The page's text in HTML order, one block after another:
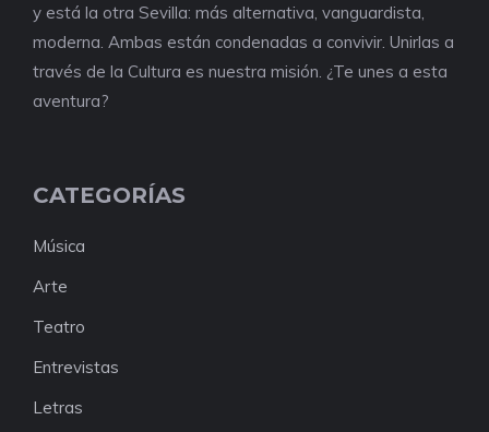
y está la otra Sevilla: más alternativa, vanguardista,
moderna. Ambas están condenadas a convivir. Unirlas a
través de la Cultura es nuestra misión. ¿Te unes a esta
aventura?
CATEGORÍAS
Música
Arte
Teatro
Entrevistas
Letras